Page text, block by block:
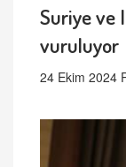
Suriye ve
vuruluyor
24 Ekim 2024